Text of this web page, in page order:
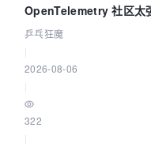
OpenTelemetry 社区太
eBPF 链路了
乒乓狂魔
2026-08-06
322